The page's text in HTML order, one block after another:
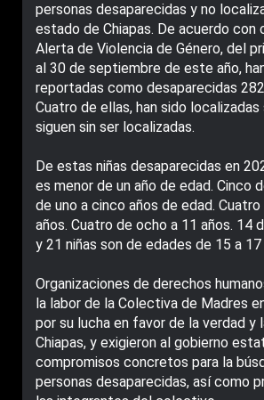
personas desaparecidas y no
estado de Chiapas. De acuerdo con
Alerta de Violencia de Género, del
al 30 de septiembre de este año,
reportadas como desaparecidas
Cuatro de ellas, han sido localizadas
siguen sin ser localizadas.
De estas niñas desaparecidas en
es menor de un año de edad. Cinco
de uno a cinco años de edad.
años. Cuatro de ocho a 11 años. 14
y 21 niñas son de edades de 15 a 17
Organizaciones de derechos
la labor de la Colectiva de Madres
por su lucha en favor de la verdad y
Chiapas, y exigieron al gobierno
compromisos concretos para la
personas desaparecidas, así como